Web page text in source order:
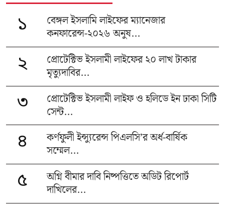
১
বেঙ্গল ইসলামি লাইফের ম্যানেজার
কনফারেন্স-২০২৬ অনুষ...
২
প্রোটেক্টিভ ইসলামী লাইফের ২০ লাখ টাকার
মৃত্যুদাবির...
৩
প্রোটেক্টিভ ইসলামী লাইফ ও হলিডে ইন ঢাকা সিটি
সেন্ট...
৪
কর্ণফুলী ইন্স্যুরেন্স পিএলসি’র অর্ধ-বার্ষিক
সম্মেল...
৫
অগ্নি বীমার দাবি নিষ্পত্তিতে অডিট রিপোর্ট
দাখিলের...